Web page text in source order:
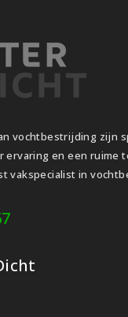
vochtbestrijding zijn
ervaring en een ruime
vakspecialist in